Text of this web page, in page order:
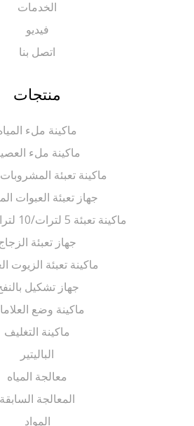
الخدمات
اتصل بنا
منتجات
ماكينة ملء المياه
ماكينة ملء العصير
ماكينة تعبئة المشروبات الغازية
جهاز تعبئة العبوات المعدنية
ماكينة تعبئة 5 لترات/10 لترات/5 جالون
جهاز تعبئة الزجاج
ماكينة تعبئة الزيوت الغذائية
جهاز تشكيل بالنفخ
ماكينة وضع العلامات
ماكينة التغليف
الباليتير
معالجة المياه
المعالجة السابقة